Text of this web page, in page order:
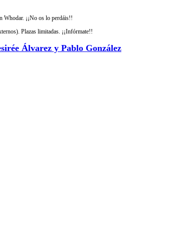
Whodar. ¡¡No os lo perdáis!!
Plazas limitadas. ¡¡Infórmate!!
Álvarez y Pablo González